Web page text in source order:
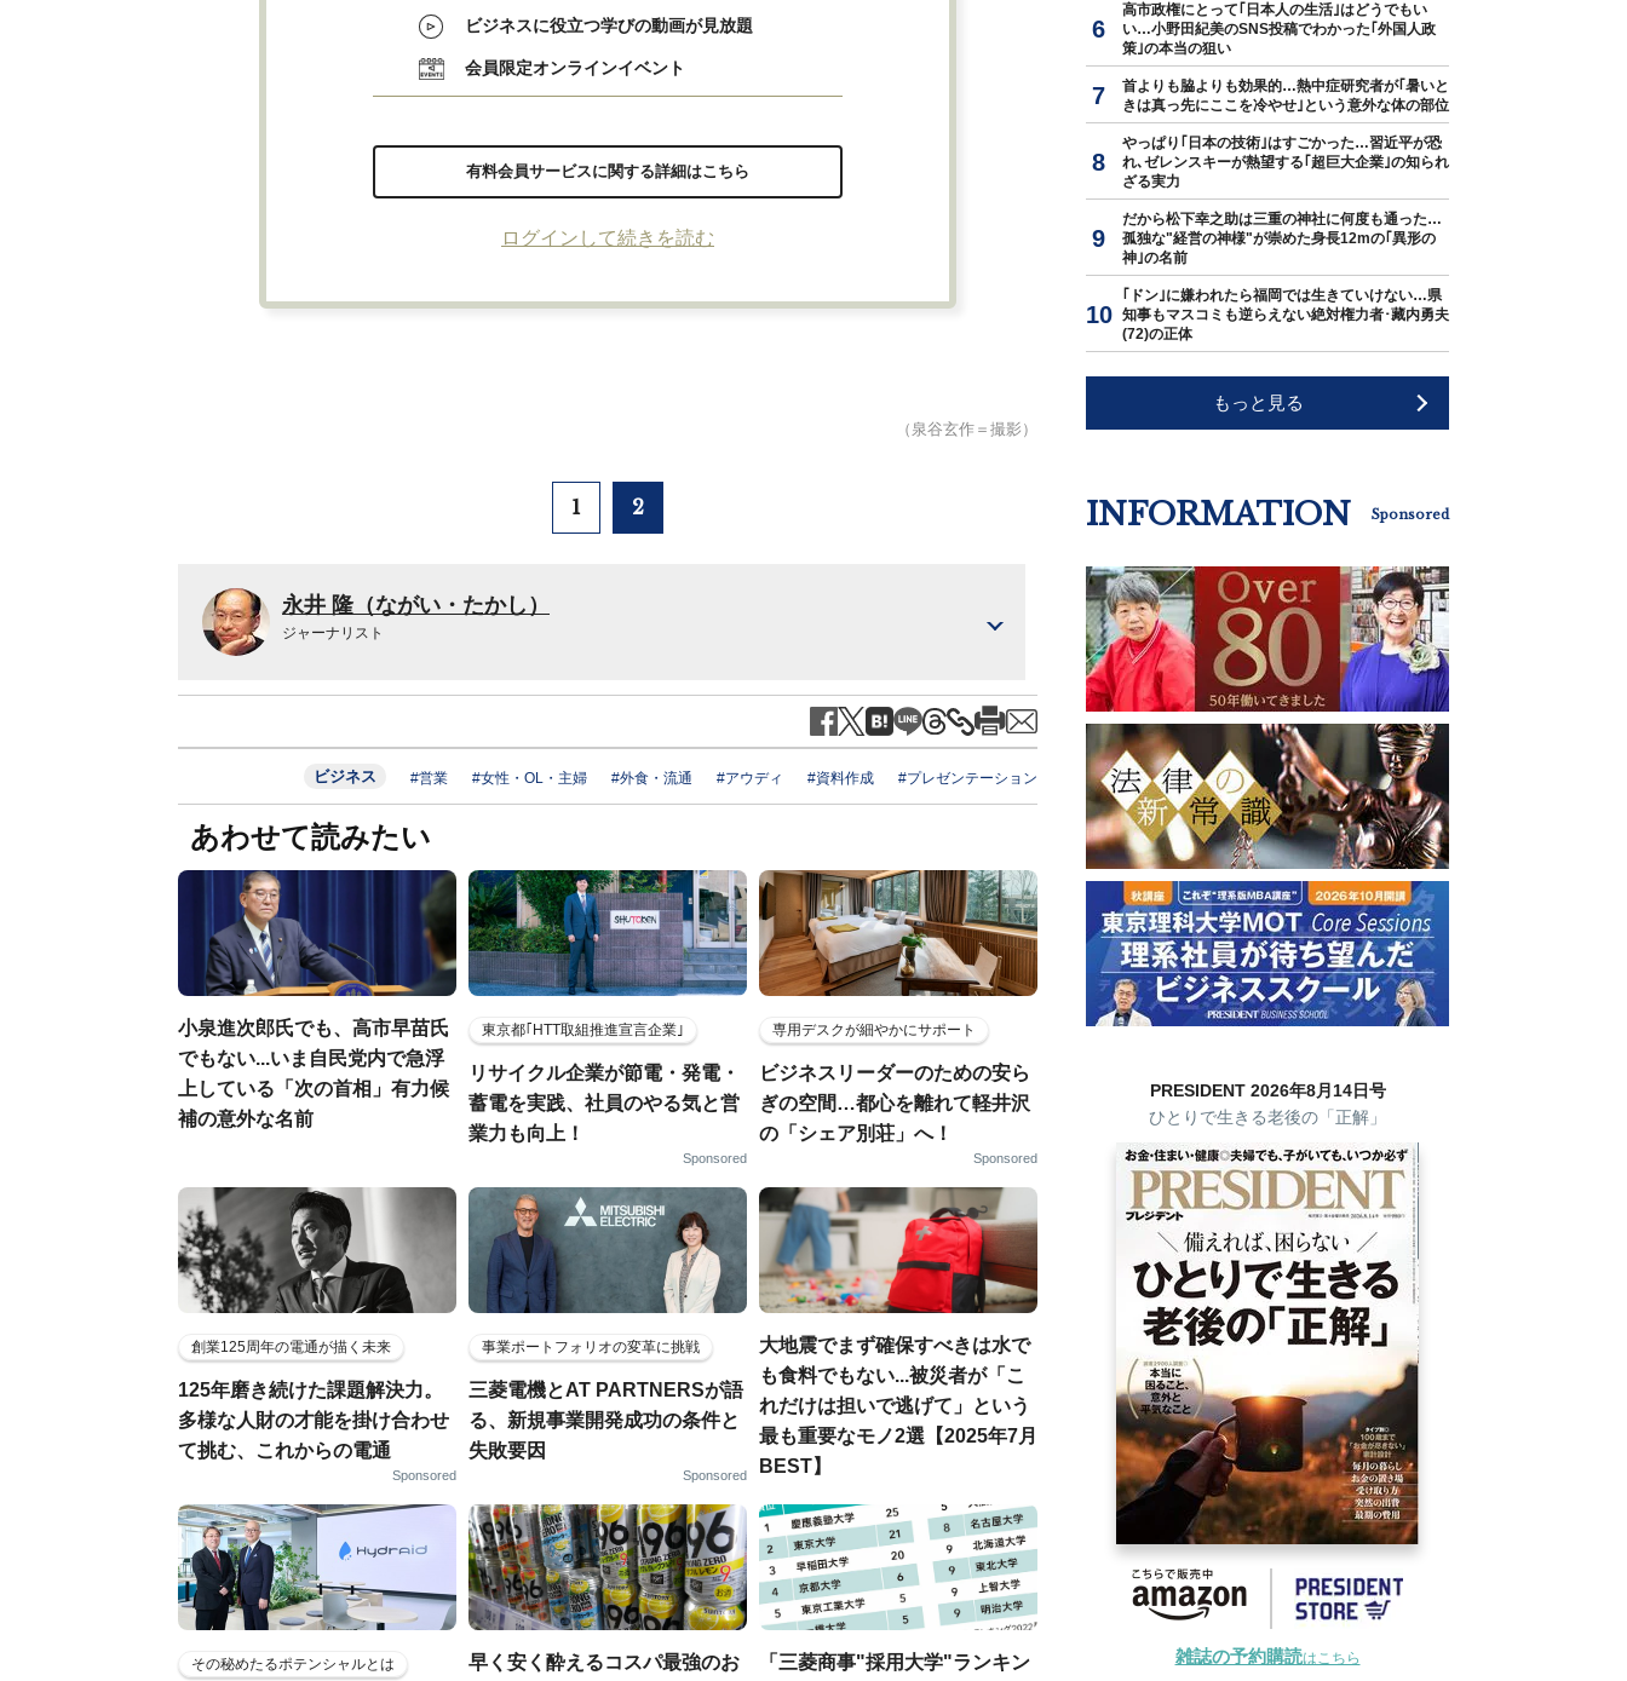
ビジネスに役立つ学びの動画が見放題
会員限定オンラインイベント
有料会員サービスに関する詳細はこちら
ログインして続きを読む
（泉谷玄作＝撮影）
1 2
永井 隆（ながい・たかし）
ジャーナリスト
ビジネス #営業 #女性・OL・主婦 #外食・流通 #アウディ #資料作成 #プレゼンテーション
あわせて読みたい
小泉進次郎氏でも、高市早苗氏
でもない...いま自民党内で急浮
上している「次の首相」有力候
補の意外な名前
東京都｢HTT取組推進宣言企業｣
リサイクル企業が節電・発電・
蓄電を実践、社員のやる気と営
業力も向上！
Sponsored
専用デスクが細やかにサポート
ビジネスリーダーのための安ら
ぎの空間…都心を離れて軽井沢
の「シェア別荘」へ！
Sponsored
創業125周年の電通が描く未来
125年磨き続けた課題解決力。
多様な人財の才能を掛け合わせ
て挑む、これからの電通
Sponsored
事業ポートフォリオの変革に挑戦
三菱電機とAT PARTNERSが語
る、新規事業開発成功の条件と
失敗要因
Sponsored
大地震でまず確保すべきは水で
も食料でもない...被災者が「こ
れだけは担いで逃げて」という
最も重要なモノ2選【2025年7月
BEST】
その秘めたるポテンシャルとは
早く安く酔えるコスパ最強のお
「三菱商事"採用大学"ランキン
高市政権にとって｢日本人の生活｣はどうでもい
い…小野田紀美のSNS投稿でわかった｢外国人政
策｣の本当の狙い
首よりも脇よりも効果的…熱中症研究者が｢暑いと
きは真っ先にここを冷やせ｣という意外な体の部位
やっぱり｢日本の技術｣はすごかった…習近平が恐
れ､ゼレンスキーが熱望する｢超巨大企業｣の知られ
ざる実力
だから松下幸之助は三重の神社に何度も通った…
孤独な"経営の神様"が崇めた身長12mの｢異形の
神｣の名前
｢ドン｣に嫌われたら福岡では生きていけない…県
知事もマスコミも逆らえない絶対権力者･藏内勇夫
(72)の正体
もっと見る
INFORMATION Sponsored
PRESIDENT 2026年8月14日号
ひとりで生きる老後の「正解」
雑誌の予約購読はこちら